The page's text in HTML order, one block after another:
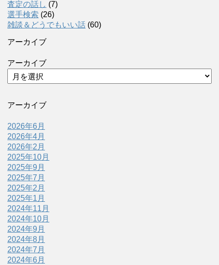
査定の話し (7)
選手検索 (26)
雑談＆どうでもいい話 (60)
アーカイブ
アーカイブ
アーカイブ
2026年6月
2026年4月
2026年2月
2025年10月
2025年9月
2025年7月
2025年2月
2025年1月
2024年11月
2024年10月
2024年9月
2024年8月
2024年7月
2024年6月